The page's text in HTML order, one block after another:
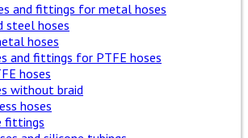
and fittings for metal hoses
steel hoses
hoses
and fittings for PTFE hoses
hoses
without braid
hoses
fittings